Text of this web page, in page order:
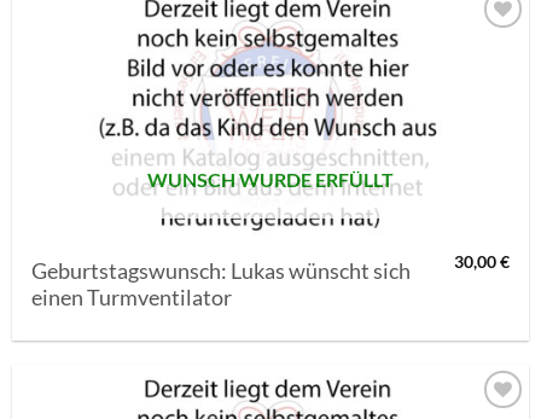
WUNSCH WURDE ERFÜLLT
Geburtstagswunsch: Lukas wünscht sich
einen Turmventilator
30,00€